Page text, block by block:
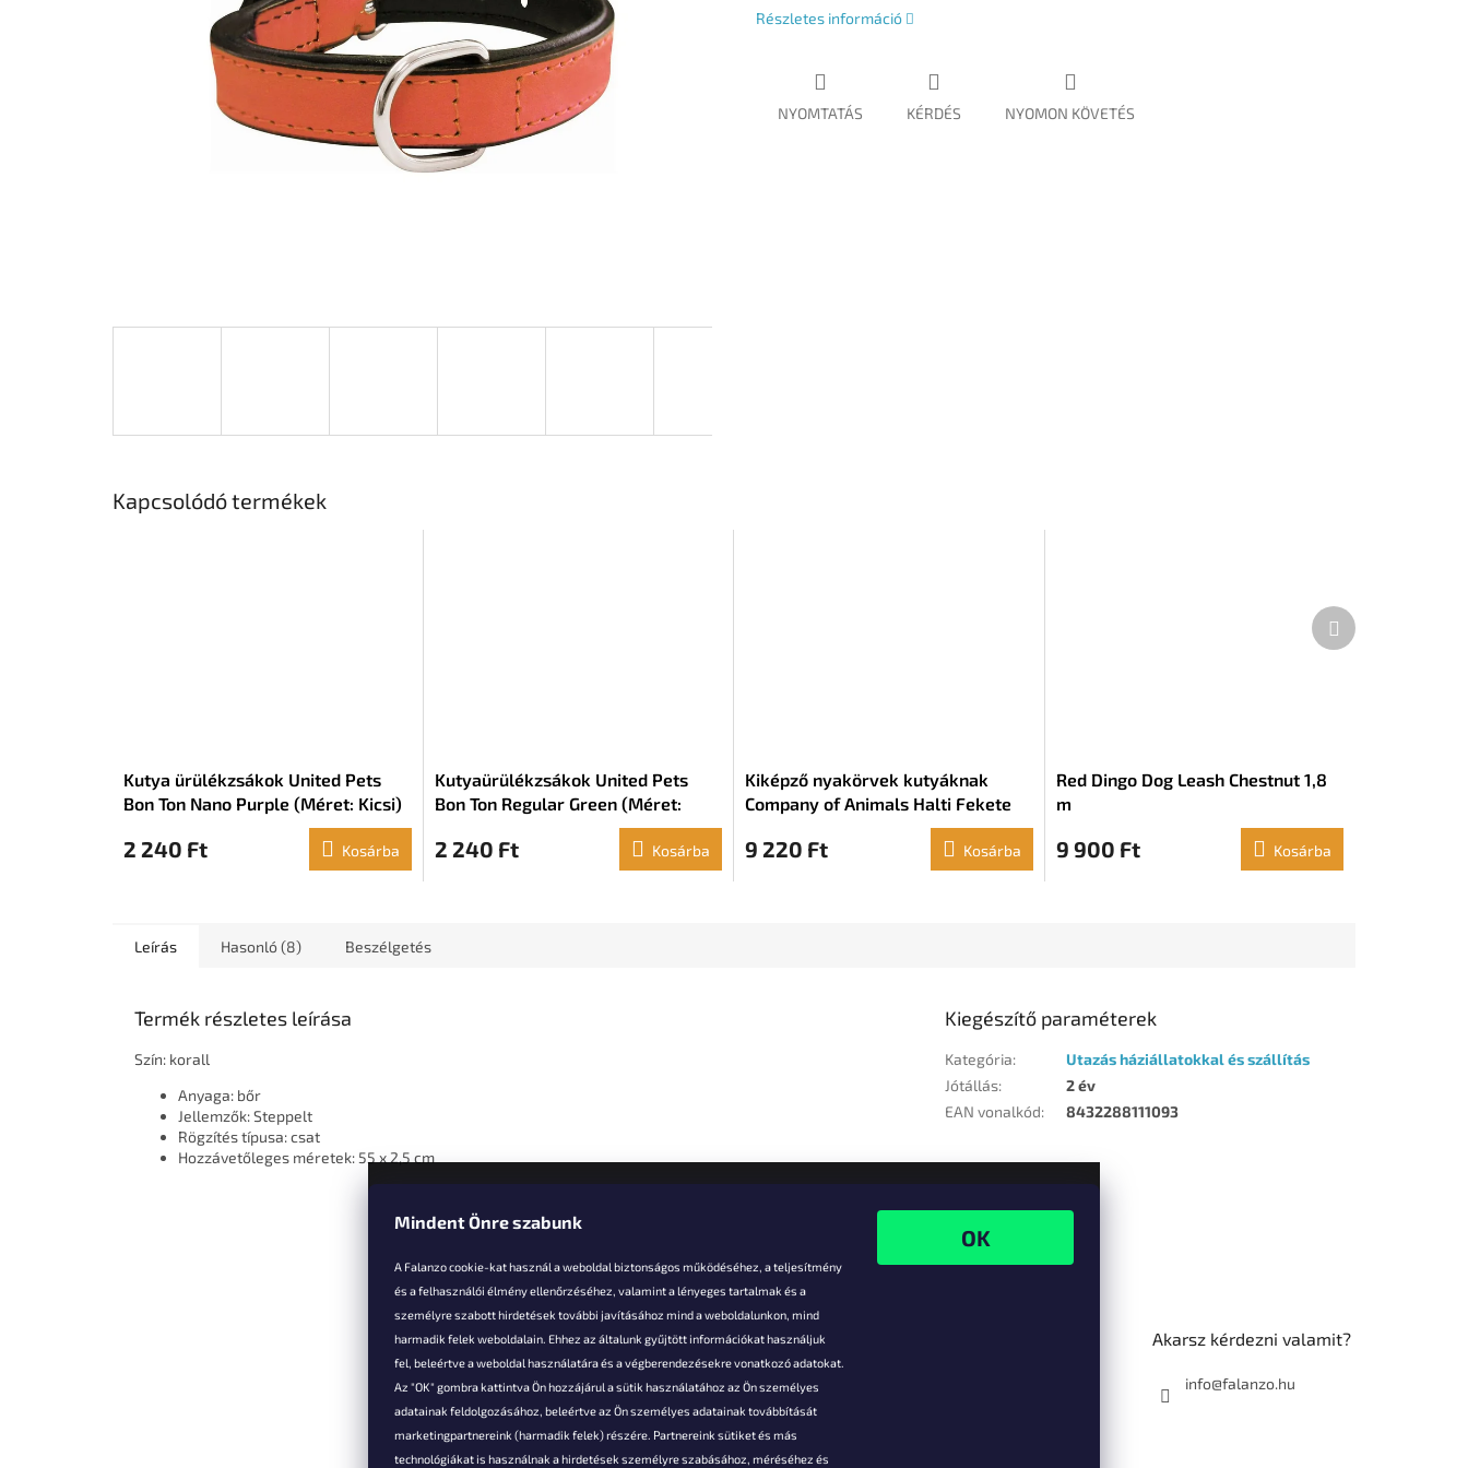
Mindent Önre szabunk
A Falanzo cookie-kat használ a weboldal biztonságos működéséhez, a teljesítmény
és a felhasználói élmény ellenőrzéséhez, valamint a lényeges tartalmak és a
személyre szabott hirdetések további javításához mind a weboldalunkon, mind
harmadik felek weboldalain. Ehhez az általunk gyűjtött információkat használjuk
fel, beleértve a weboldal használatára és a végberendezésekre vonatkozó adatokat.
Az "OK" gombra kattintva Ön hozzájárul a sütik használatához az Ön személyes
adatainak feldolgozásához, beleértve az Ön személyes adatainak továbbítását
marketingpartnereink (harmadik felek) részére. Partnereink sütiket és más
technológiákat is használnak a hirdetések személyre szabásához, méréséhez és
Részletes információ
NYOMTATÁS KÉRDÉS NYOMON KÖVETÉS
Kapcsolódó termékek
Kutya ürülékzsákok United Pets
Bon Ton Nano Purple (Méret: Kicsi)
2 240 Ft Kosárba
Kutyaürülékzsákok United Pets
Bon Ton Regular Green (Méret:
2 240 Ft Kosárba
Kiképző nyakörvek kutyáknak
Company of Animals Halti Fekete
9 220 Ft Kosárba
Red Dingo Dog Leash Chestnut 1,8
m
9 900 Ft Kosárba
Következő
termék
Leírás Hasonló (8) Beszélgetés
Termék részletes leírása
Szín: korall
Anyaga: bőr
Jellemzők: Steppelt
Rögzítés típusa: csat
Hozzávetőleges méretek: 55 x 2,5 cm
Kiegészítő paraméterek
Kategória:
Utazás háziállatokkal és szállítás
Jótállás:
2 év
EAN vonalkód: 8432288111093
Vevőknek
Hűségkedvezmények
Szállítás és fizetés
Panaszok és áruk
Akarsz kérdezni valamit?
info@falanzo.hu